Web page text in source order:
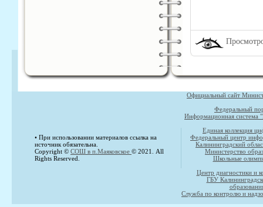
• При использовании материалов ссылка на
источник обязательна.
Copyright © СОШ в п.Маяковское © 2021. All
Rights Reserved.
Официальный сайт
Федеральный
Информационная система
Единая коллекция
Федеральный центр
Калининградский
Министерство
Школьные
Центр диагностики и
ГБУ
Служба по контролю и